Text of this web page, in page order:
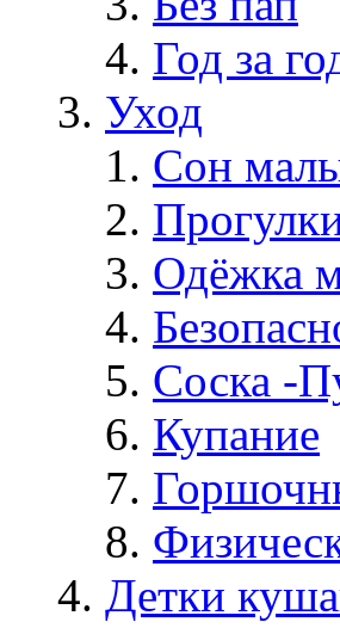
Год за
Уход
Сон
Одёжка
Соска -
Купание
Детки